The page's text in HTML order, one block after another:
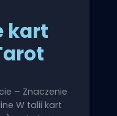
kart
– Znaczenie
W talii kart